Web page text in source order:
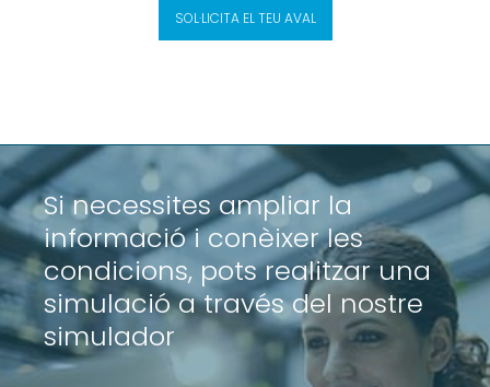
SOL·LICITA EL TEU AVAL
Si necessites ampliar la
informació i conèixer les
condicions, pots realitzar una
simulació a través del nostre
simulador